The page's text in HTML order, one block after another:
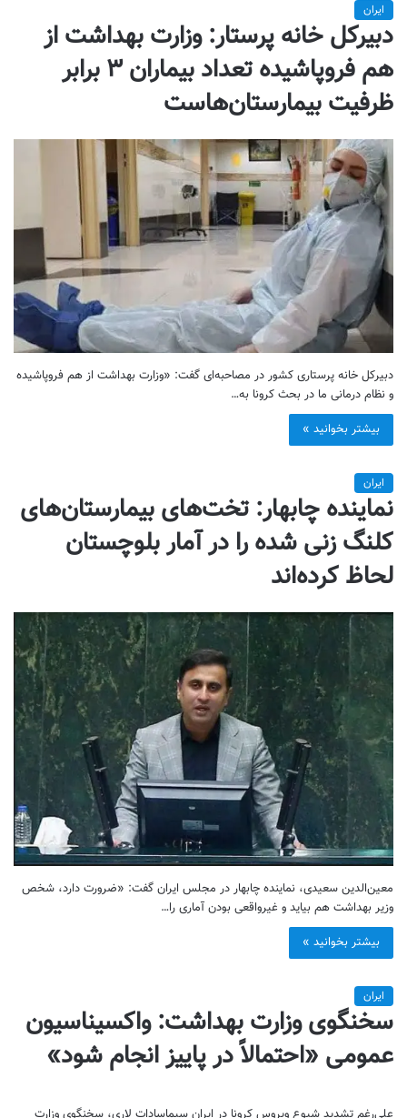
ایران
دبیرکل خانه پرستار: وزارت بهداشت از
هم فروپاشیده تعداد بیماران ۳ برابر
ظرفیت بیمارستان‌هاست
دبیرکل خانه پرستاری کشور در مصاحبه‌ای گفت: «وزارت بهداشت از هم فروپاشیده
و نظام درمانی ما در بحث کرونا به…
بیشتر بخوانید »
ایران
نماینده چابهار: تخت‌های بیمارستان‌های
کلنگ زنی شده را در آمار بلوچستان
لحاظ کرده‌اند
معین‌الدین سعیدی، نماینده چابهار در مجلس ایران گفت: «ضرورت دارد، شخص
وزیر بهداشت هم بیاید و غیرواقعی بودن آماری را…
بیشتر بخوانید »
ایران
سخنگوی وزارت بهداشت: واکسیناسیون
عمومی «احتمالاً در پاییز انجام شود»
علی‌رغم تشدید شیوع ویروس کرونا در ایران سیماسادات لاری، سخنگوی وزارت